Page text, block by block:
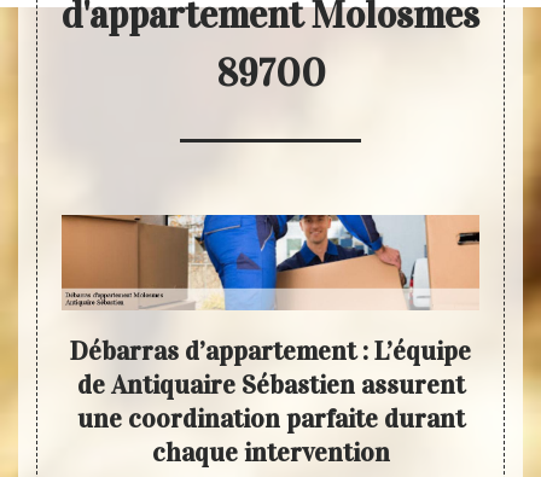
d'appartement Molosmes
89700
à
Débarras d’appartement : L’équipe
de Antiquaire Sébastien assurent
une coordination parfaite durant
chaque intervention
Il